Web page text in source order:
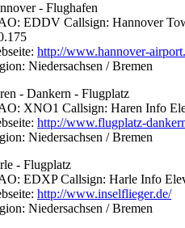
- Flughafen
EDDV Callsign: Hannover
http://www.hannover-
Niedersachsen / Bremen
- Dankern - Flugplatz
XNO1 Callsign: Haren Info
http://www.flugplatz-
Niedersachsen / Bremen
- Flugplatz
EDXP Callsign: Harle Info
http://www.inselflieger.de/
Niedersachsen / Bremen